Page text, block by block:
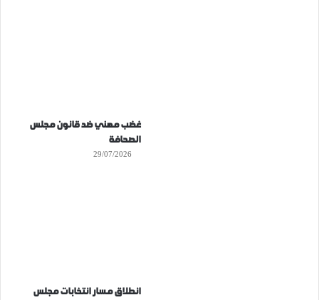
غضب مهني ضد قانون مجلس
الصحافة
29/07/2026
انطلاق مسار انتخابات مجلس